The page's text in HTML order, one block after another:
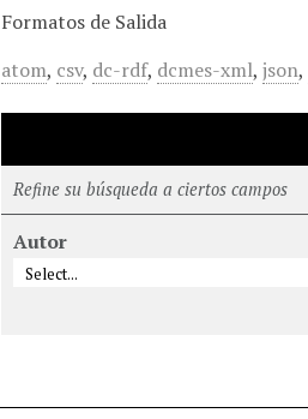
Formatos de Salida
atom, csv, dc-rdf, dcmes-xml,json,
Refine su búsqueda a ciertos campos
Autor